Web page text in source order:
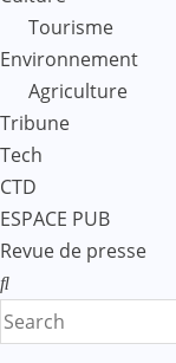
Tourisme
Environnement
Agriculture
Tribune
Tech
CTD
ESPACE PUB
Revue de presse